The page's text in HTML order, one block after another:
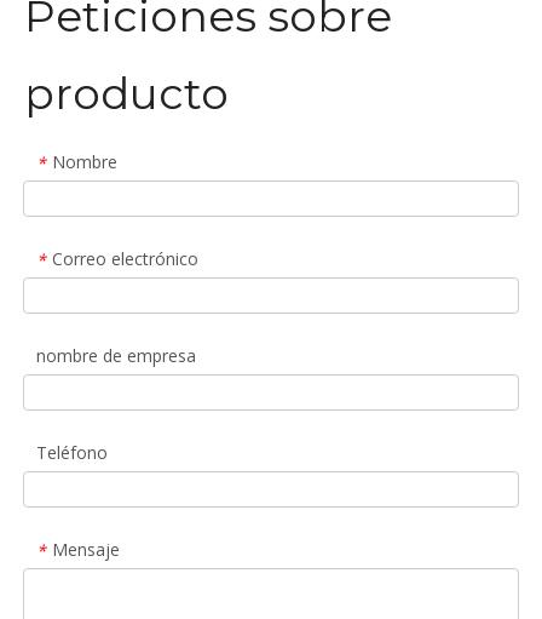
Peticiones sobre
producto
* Nombre
* Correo electrónico
nombre de empresa
Teléfono
* Mensaje